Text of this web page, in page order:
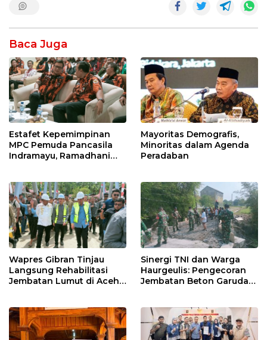
Baca Juga
Estafet Kepemimpinan
MPC Pemuda Pancasila
Indramayu, Ramadhani
Muscablub
Mayoritas Demografis,
Minoritas dalam Agenda
Peradaban
Wapres Gibran Tinjau
Langsung Rehabilitasi
Jembatan Lumut di Aceh
Sinergi TNI dan Warga
Haurgeulis: Pengecoran
Jembatan Beton Garuda